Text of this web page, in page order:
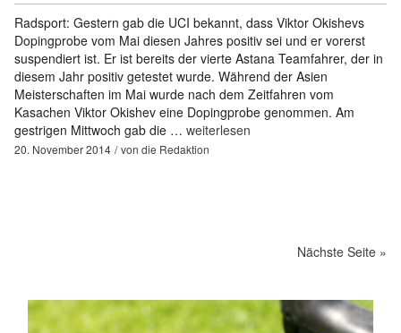
Radsport: Gestern gab die UCI bekannt, dass Viktor Okishevs
Dopingprobe vom Mai diesen Jahres positiv sei und er vorerst
suspendiert ist. Er ist bereits der vierte Astana Teamfahrer, der in
diesem Jahr positiv getestet wurde. Während der Asien
Meisterschaften im Mai wurde nach dem Zeitfahren vom
Kasachen Viktor Okishev eine Dopingprobe genommen. Am
gestrigen Mittwoch gab die … weiterlesen
20. November 2014 von die Redaktion
Nächste Seite »